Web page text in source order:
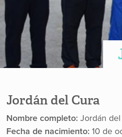
Jordán del Cura
Nombre completo: Jordán
Fecha de nacimiento: 10 de